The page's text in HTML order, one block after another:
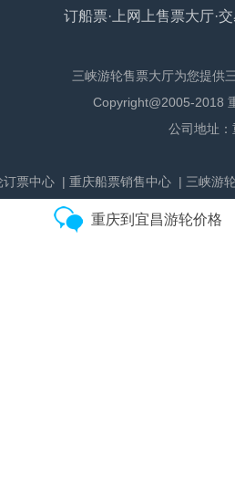
订船票·上网上售票大厅·
三峡游轮售票大厅为您提供
Copyright@2005-2018
公司地址
订票中心 | 重庆船票销售中心 | 三峡游
重庆到宜昌游轮价格